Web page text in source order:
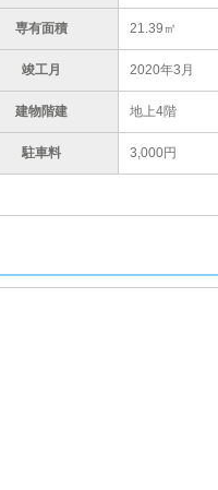
専有面積 21.39㎡
竣工月 2020年3月
建物階建 地上4階
駐車料 3,000円